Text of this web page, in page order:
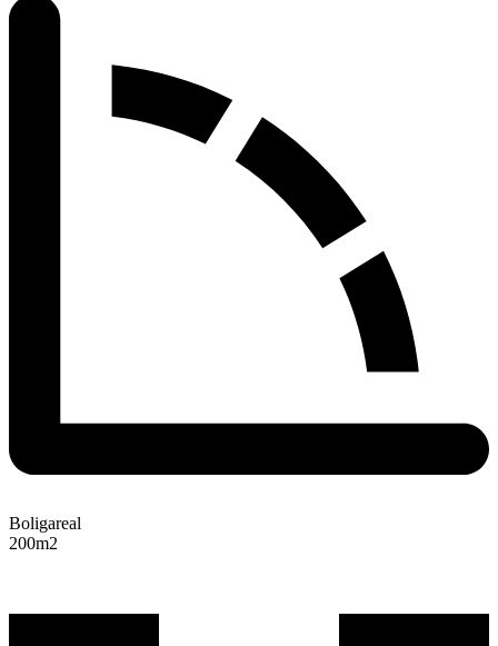
Boligareal
200m2